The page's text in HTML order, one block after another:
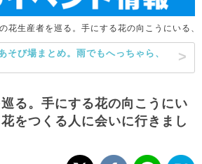
花生産者を巡る。手にする花の向こうにいる
び場まとめ。雨でもへっちゃら、
る。手にする花の向こうにい
をつくる人に会いに行きまし